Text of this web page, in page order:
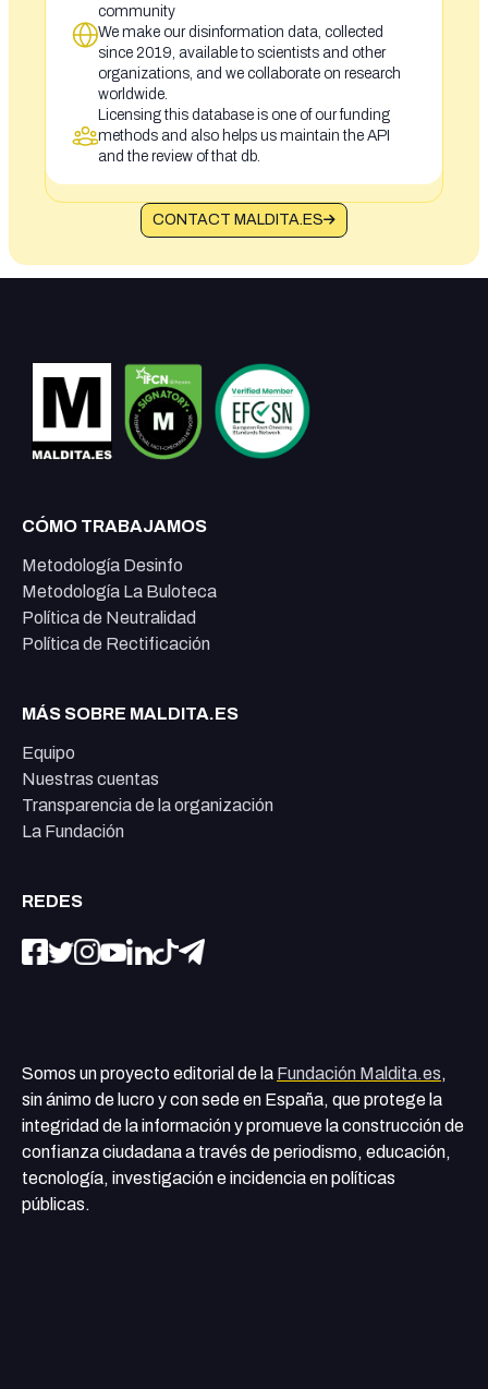
community
We make our disinformation data, collected
since 2019, available to scientists and other
organizations, and we collaborate on research
worldwide.
Licensing this database is one of our funding
methods and also helps us maintain the API
and the review of that db.
CONTACT MALDITA.ES
CÓMO TRABAJAMOS
Metodología Desinfo
Metodología La Buloteca
Política de Neutralidad
Política de Rectificación
MÁS SOBRE MALDITA.ES
Equipo
Nuestras cuentas
Transparencia de la organización
La Fundación
REDES
Somos un proyecto editorial de la Fundación Maldita.es,
sin ánimo de lucro y con sede en España, que protege la
integridad de la información y promueve la construcción de
confianza ciudadana a través de periodismo, educación,
tecnología, investigación e incidencia en políticas
públicas.